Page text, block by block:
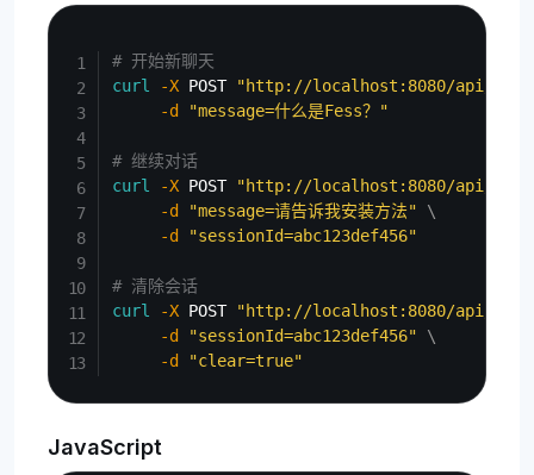
# 开始新聊天
curl
-X POST "http://localhost:8080/api/v1/
-d
"message=什么是Fess？"
# 继续对话
curl
-X POST "http://localhost:8080/api/v1/
-d
"message=请告诉我安装方法"
\
-d
"sessionId=abc123def456"
# 清除会话
curl
-X POST "http://localhost:8080/api/v1/
-d
"sessionId=abc123def456"
\
-d
"clear=true"
JavaScript